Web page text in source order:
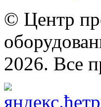
© Центр
2026. Все